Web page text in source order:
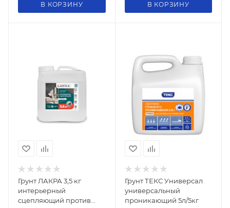
В КОРЗИНУ В КОРЗИНУ
Грунт ЛАКРА 3,5 кг
интерьерный
сцепляющий против
Грунт ТЕКС Универсал
универсальный
проникающий 5л/5кг